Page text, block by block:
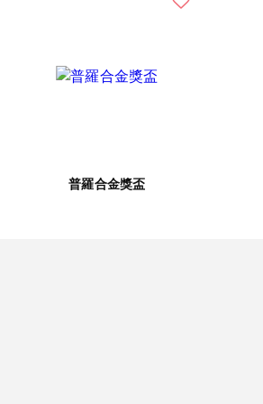
普羅合金獎盃